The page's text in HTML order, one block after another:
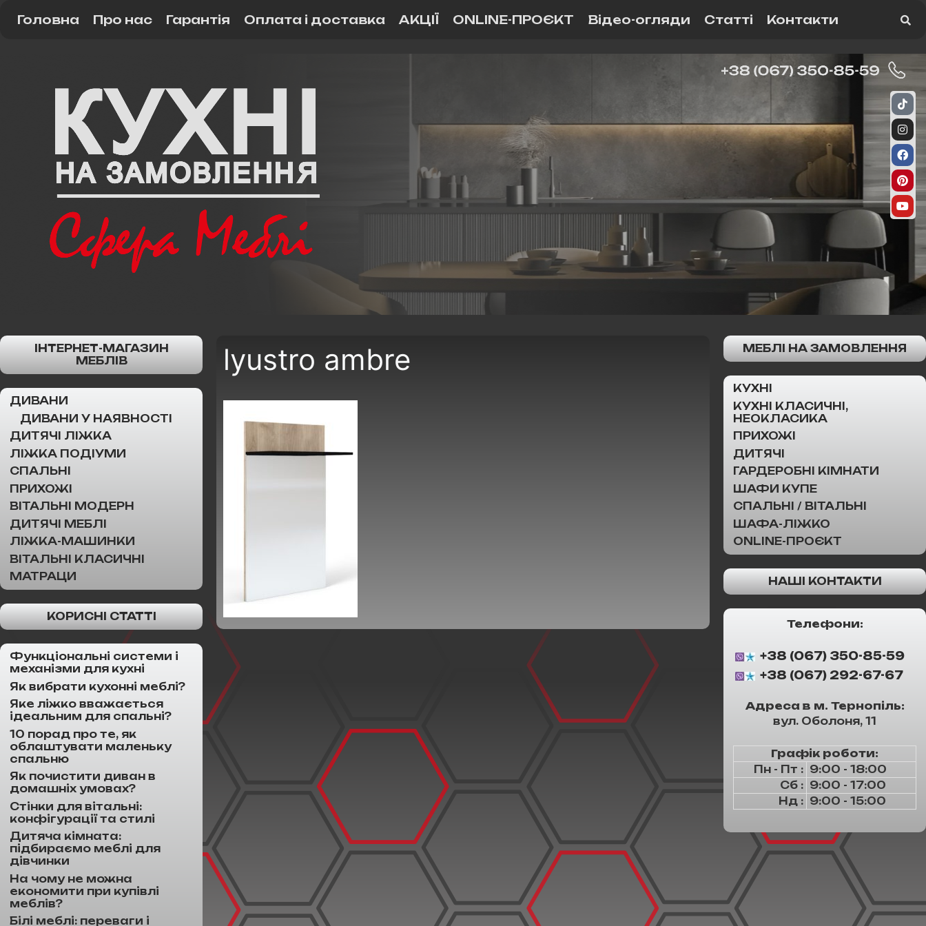
Головна Про нас Гарантія Оплата і доставка АКЦІЇ ONLINE-ПРОЄКТ Відео-огляди Статті Контакти
lyustro ambre
ІНТЕРНЕТ-МАГАЗИН
МЕБЛІВ
ДИВАНИ
ДИВАНИ У НАЯВНОСТІ
ДИТЯЧІ ЛІЖКА
ЛІЖКА ПОДІУМИ
СПАЛЬНІ
ПРИХОЖІ
ВІТАЛЬНІ МОДЕРН
ДИТЯЧІ МЕБЛІ
ЛІЖКА-МАШИНКИ
ВІТАЛЬНІ КЛАСИЧНІ
МАТРАЦИ
КОРИСНІ СТАТТІ
Функціональні системи і
механізми для кухні
Як вибрати кухонні меблі?
Яке ліжко вважається
ідеальним для спальні?
10 порад про те, як
облаштувати маленьку
спальню
Як почистити диван в
домашніх умовах?
Стінки для вітальні:
конфігурації та стилі
Дитяча кімната:
підбираємо меблі для
дівчинки
На чому не можна
економити при купівлі
меблів?
Білі меблі: переваги і
МЕБЛІ НА ЗАМОВЛЕННЯ
КУХНІ
КУХНІ КЛАСИЧНІ,
НЕОКЛАСИКА
ПРИХОЖІ
ДИТЯЧІ
ГАРДЕРОБНІ КІМНАТИ
ШАФИ КУПЕ
СПАЛЬНІ / ВІТАЛЬНІ
ШАФА-ЛІЖКО
ONLINE-ПРОЄКТ
НАШІ КОНТАКТИ
Телефони:
+38 (067) 350-85-59
+38 (067) 292-67-67
Адреса в м. Тернопіль:
вул. Оболоня, 11
Графік роботи:
Пн - Пт : 9:00 - 18:00
Сб : 9:00 - 17:00
Нд : 9:00 - 15:00